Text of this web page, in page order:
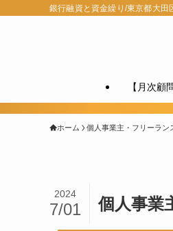
銀行融資と資金繰り/東京都大田
【月次顧
ホーム 個人事業主・フリーラン
個人事業
2024
7/01